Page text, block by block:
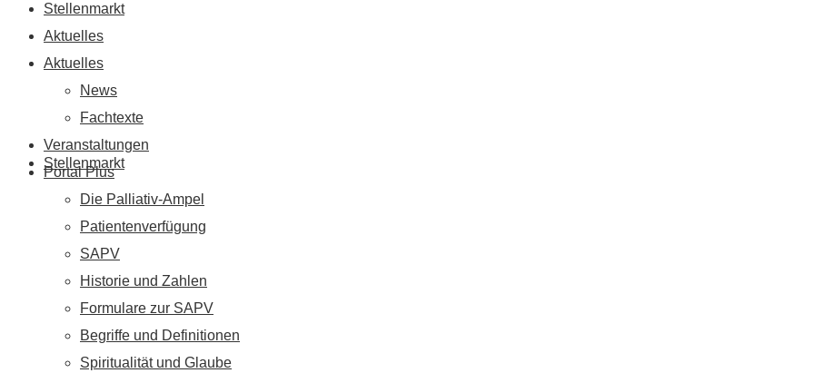
Stellenmarkt
Stellenmarkt
Aktuelles
Aktuelles
News
Fachtexte
Veranstaltungen
Portal Plus
Die Palliativ-Ampel
Patientenverfügung
SAPV
Historie und Zahlen
Formulare zur SAPV
Begriffe und Definitionen
Spiritualität und Glaube